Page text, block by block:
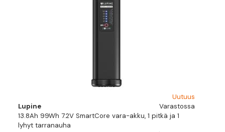
Uutuus
Lupine
Varastossa
13.8Ah 99Wh 7.2V SmartCore vara-akku, 1 pitkä ja 1
lyhyt tarranauha